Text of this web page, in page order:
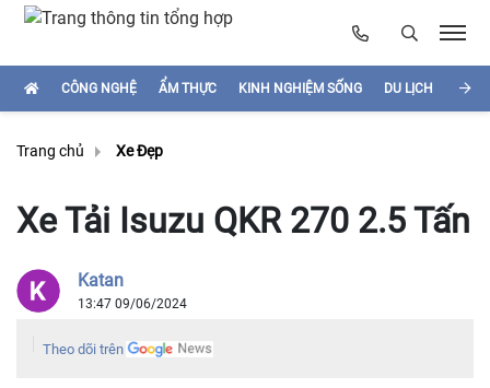
CÔNG NGHỆ ẨM THỰC KINH NGHIỆM SỐNG DU LỊCH
Trang chủ Xe Đẹp
Xe Tải Isuzu QKR 270 2.5 Tấn
Katan
13:47 09/06/2024
Theo dõi trên